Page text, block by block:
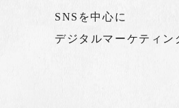
SNSを中心に
デジタルマーケティ